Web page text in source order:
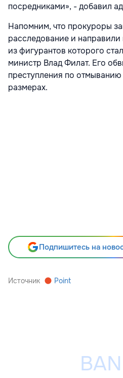
посредниками», - добавил
Напомним, что прокуроры
расследование и
из фигурантов которого
министр Влад Филат. Его
преступления по
размерах.
Подпишитесь на
Источник Point